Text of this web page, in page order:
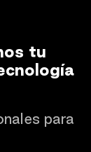
tu
para